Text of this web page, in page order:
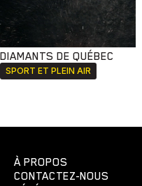
DIAMANTS DE QUÉBEC
SPORT ET PLEIN AIR
À PROPOS
CONTACTEZ-NOUS